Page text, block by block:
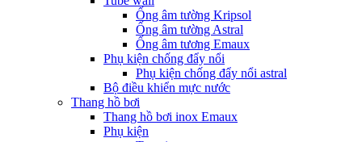
Ống âm tường Kripsol
Ống âm tường Astral
Ống âm tương Emaux
Phụ kiện chống đẩy nổi
Phụ kiện chống đẩy nổi astral
Bộ điều khiển mực nước
Thang hồ bơi
Thang hồ bơi inox Emaux
Phụ kiện